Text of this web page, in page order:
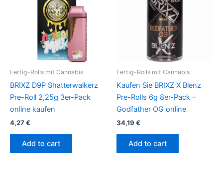
Fertig-Rolls mit Cannabis
BRIXZ D9P Shatterwalkerz
Pre-Roll 2,25g 3er-Pack
online kaufen
4,27€
Add to cart
Fertig-Rolls mit Cannabis
Kaufen Sie BRIXZ X Blenz
Pre-Rolls 6g 8er-Pack –
Godfather OG online
34,19 €
Add to cart